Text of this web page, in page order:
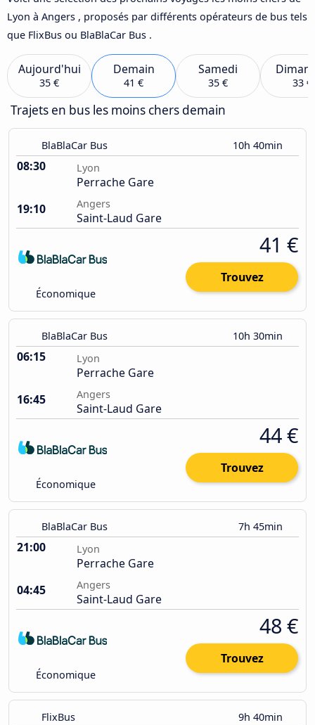
Lyon à Angers , proposés par différents opérateurs de bus tels
que FlixBus ou BlaBlaCar Bus .
Aujourd'hui
35 €
Demain
41 €
Samedi
35 € 33 €
Trajets en bus les moins chers demain
BlaBlaCar Bus 10h 40min
08:30 Lyon
Perrache Gare
19:10
Angers
Saint-Laud Gare
Économique
41 €
Trouvez
BlaBlaCar Bus 10h 30min
06:15 Lyon
Perrache Gare
16:45
Angers
Saint-Laud Gare
Économique
44 €
Trouvez
BlaBlaCar Bus 7h 45min
21:00 Lyon
Perrache Gare
04:45
Angers
Saint-Laud Gare
Économique
48 €
Trouvez
FlixBus 9h 40min